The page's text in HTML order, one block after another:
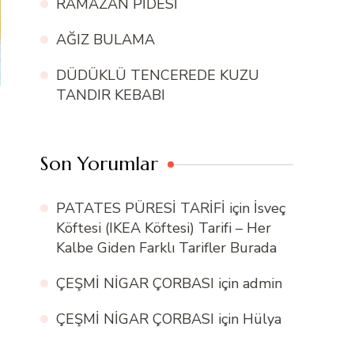
AĞIZ BULAMA
DÜDÜKLÜ TENCEREDE KUZU
TANDIR KEBABI
Son Yorumlar
PATATES PÜRESİ TARİFİ için İsveç
Köftesi (IKEA Köftesi) Tarifi – Her
Kalbe Giden Farklı Tarifler Burada
ÇEŞMİ NİGAR ÇORBASI için admin
ÇEŞMİ NİGAR ÇORBASI için Hülya